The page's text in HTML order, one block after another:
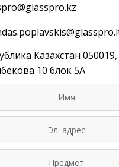
Казахстан
10 блок 5А